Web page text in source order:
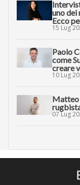
uno dei
Ecco
15 Lug
Paolo
come
creare
10 Lug
Matteo
07 Lug